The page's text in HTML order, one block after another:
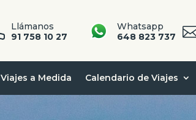
Llámanos
91 758 10 27
Whatsapp
648 823 737
Viajes a Medida Calendario de Viajes